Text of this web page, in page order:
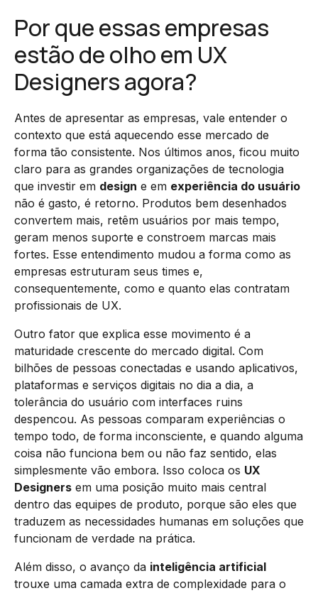
Por que essas empresas
estão de olho em UX
Designers agora?
Antes de apresentar as empresas, vale entender o
contexto que está aquecendo esse mercado de
forma tão consistente. Nos últimos anos, ficou muito
claro para as grandes organizações de tecnologia
que investir em design e em experiência do usuário
não é gasto, é retorno. Produtos bem desenhados
convertem mais, retêm usuários por mais tempo,
geram menos suporte e constroem marcas mais
fortes. Esse entendimento mudou a forma como as
empresas estruturam seus times e,
consequentemente, como e quanto elas contratam
profissionais de UX.
Outro fator que explica esse movimento é a
maturidade crescente do mercado digital. Com
bilhões de pessoas conectadas e usando aplicativos,
plataformas e serviços digitais no dia a dia, a
tolerância do usuário com interfaces ruins
despencou. As pessoas comparam experiências o
tempo todo, de forma inconsciente, e quando alguma
coisa não funciona bem ou não faz sentido, elas
simplesmente vão embora. Isso coloca os UX
Designers em uma posição muito mais central
dentro das equipes de produto, porque são eles que
traduzem as necessidades humanas em soluções que
funcionam de verdade na prática.
Além disso, o avanço da inteligência artificial
trouxe uma camada extra de complexidade para o